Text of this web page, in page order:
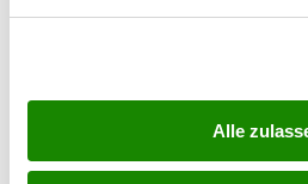
Alle
computing an den Anwendungsfällen
Der Nobelpreis-Gewinn und das
Interesse der Menschen in